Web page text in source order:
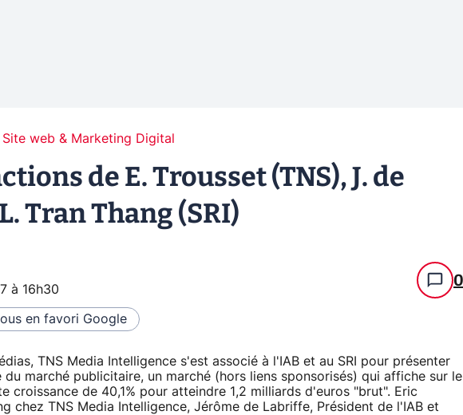
Site web & Marketing Digital
de E. Trousset (TNS), J. de
Tran Thang (SRI)
à 16h30 0
en favori Google
TNS Media Intelligence s'est associé à l'IAB et au SRI pour présenter
du marché publicitaire, un marché (hors liens sponsorisés) qui affiche sur le
croissance de 40,1% pour atteindre 1,2 milliards d'euros "brut". Eric
chez TNS Media Intelligence, Jérôme de Labriffe, Président de l'IAB et